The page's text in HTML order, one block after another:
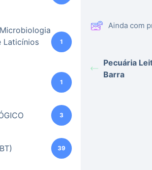
Laticínios
1
1
3
39
Ainda com
Pecuária
Barra